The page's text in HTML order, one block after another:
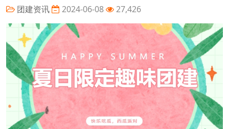
团建资讯 2024-06-08 27,426